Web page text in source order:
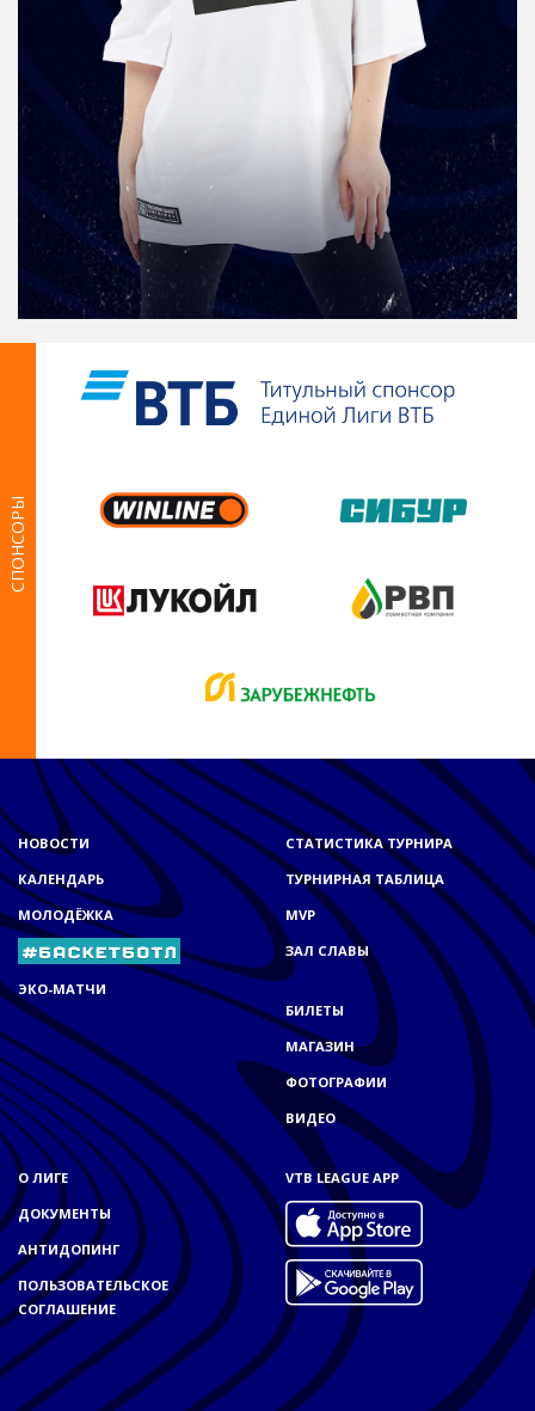
СПОНСОРЫ
НОВОСТИ
КАЛЕНДАРЬ
МОЛОДЁЖКА
ЭКО-МАТЧИ
СТАТИСТИКА ТУРНИРА
ТУРНИРНАЯ ТАБЛИЦА
MVP
ЗАЛ СЛАВЫ
БИЛЕТЫ
МАГАЗИН
ФОТОГРАФИИ
ВИДЕО
О ЛИГЕ
ДОКУМЕНТЫ
АНТИДОПИНГ
ПОЛЬЗОВАТЕЛЬСКОЕ
СОГЛАШЕНИЕ
VTB LEAGUE APP